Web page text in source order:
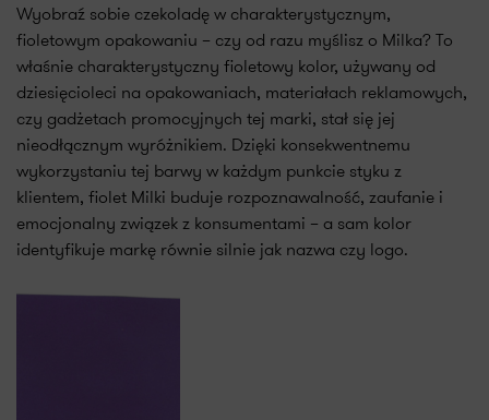
Wyobraź sobie czekoladę w charakterystycznym,
fioletowym opakowaniu – czy od razu myślisz o Milka? To
właśnie charakterystyczny fioletowy kolor, używany od
dziesięcioleci na opakowaniach, materiałach reklamowych,
czy gadżetach promocyjnych tej marki, stał się jej
nieodłącznym wyróżnikiem. Dzięki konsekwentnemu
wykorzystaniu tej barwy w każdym punkcie styku z
klientem, fiolet Milki buduje rozpoznawalność, zaufanie i
emocjonalny związek z konsumentami – a sam kolor
identyfikuje markę równie silnie jak nazwa czy logo.